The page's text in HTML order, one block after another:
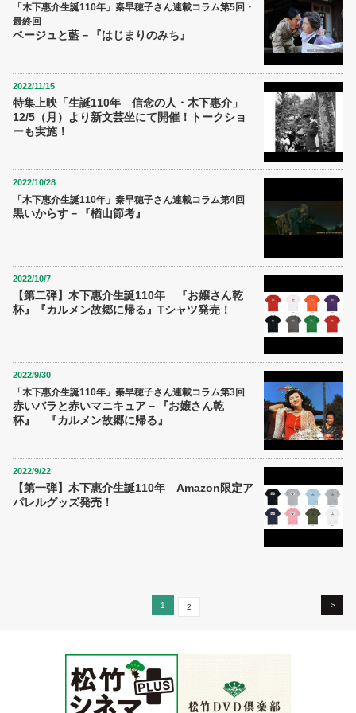
「木下惠介生誕110年」秦早穂子さん連載コラム第5回・
最終回
ベージュと藍－『はじまりのみち』
2022/11/15
特集上映「生誕110年 信念の人・木下惠介」
12/5（月）より新文芸坐にて開催！トークショ
ーも実施！
2022/10/28
「木下惠介生誕110年」秦早穂子さん連載コラム第4回
黒いからす－『楢山節考』
2022/10/7
【第二弾】木下惠介生誕110年 『お嬢さん乾
杯』『カルメン故郷に帰る』Tシャツ発売！
2022/9/30
「木下惠介生誕110年」秦早穂子さん連載コラム第3回
赤いバラと赤いマニキュア－『お嬢さん乾
杯』 『カルメン故郷に帰る』
2022/9/22
【第一弾】木下惠介生誕110年 Amazon限定ア
パレルグッズ発売！
1 2 >